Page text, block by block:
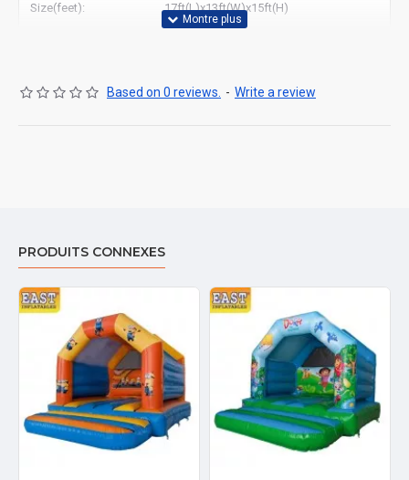
Size(feet): 17ft(L)x13ft(W)x15ft(H)
Based on 0 reviews. - Write a review
PRODUITS CONNEXES